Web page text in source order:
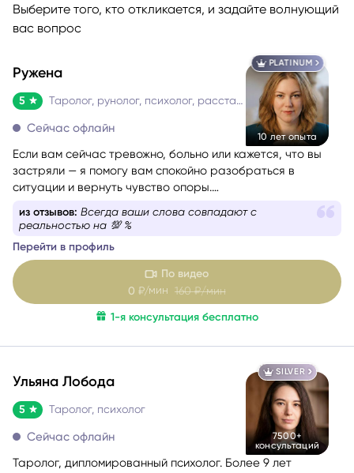
Выберите того, кто откликается, и задайте волнующий
вас вопрос
PLATINUM
10 лет опыта
Ружена
5 Таролог, рунолог, психолог, расстановщик
Сейчас офлайн
Если вам сейчас тревожно, больно или кажется, что вы
застряли — я помогу вам спокойно разобраться в
ситуации и вернуть чувство опоры.
осуждённой. Я мягко и бережно проведу вас через
решение, которое принесёт облегчение.
из отзывов: Всегда ваши слова совпадают с
реальностью на 💯 %
Перейти в профиль
По видео
0 ₽/мин 160 ₽/мин
1-я консультация бесплатно
SILVER
7500+
консультаций
Ульяна Лобода
5 Таролог, психолог
Сейчас офлайн
Таролог, дипломированный психолог. Более 9 лет